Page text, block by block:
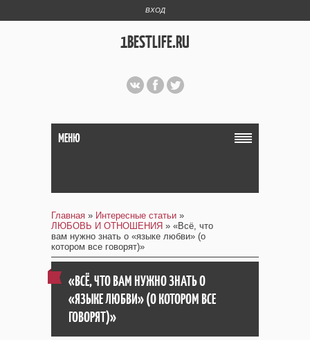
ВХОД
1BESTLIFE.RU
МЕНЮ
Главная » Интересные статьи »
ЛЮБОВЬ И ОТНОШЕНИЯ » «Всё, что
вам нужно знать о «языке любви» (о
котором все говорят)»
«ВСЁ, ЧТО ВАМ НУЖНО ЗНАТЬ О
«ЯЗЫКЕ ЛЮБВИ» (О КОТОРОМ ВСЕ
ГОВОРЯТ)»